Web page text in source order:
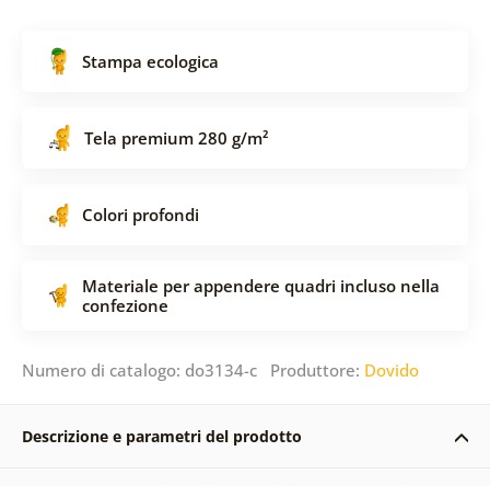
Stampa ecologica
Tela premium 280 g/m²
Colori profondi
Materiale per appendere quadri incluso nella
confezione
Numero di catalogo: do3134-c Produttore: Dovido
Descrizione e parametri del prodotto